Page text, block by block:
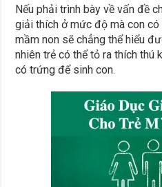
Nếu phải trình bày về vấn đề
giải thích ở mức độ mà con
mầm non sẽ chẳng thể hiểu
nhiên trẻ có thể tỏ ra thích
có trứng để sinh con.